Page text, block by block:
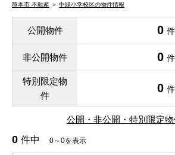
熊本市 不動産 ＞ 中緑小学校区の物件情報
公開物件 0 件
非公開物件 0 件
特別限定物
件
0 件
公開・非公開・特別限定
0 件中 0～0を表示